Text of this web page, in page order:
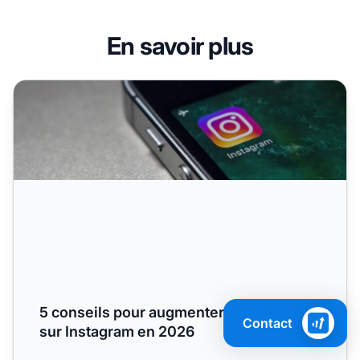
En savoir plus
5 conseils pour augmenter votre succès sur Instagram en
5 conseils pour augmenter votre succès
sur Instagram en 2026
Contact